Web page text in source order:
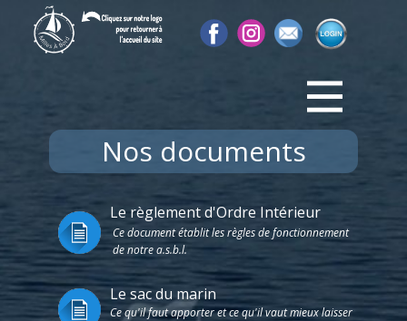
Nos documents
Le règlement d'Ordre Intérieur
Ce document établit les règles de fonctionnement
de notre a.s.b.l.
Le sac du marin
Ce qu'il faut apporter et ce qu'il vaut mieux laisser